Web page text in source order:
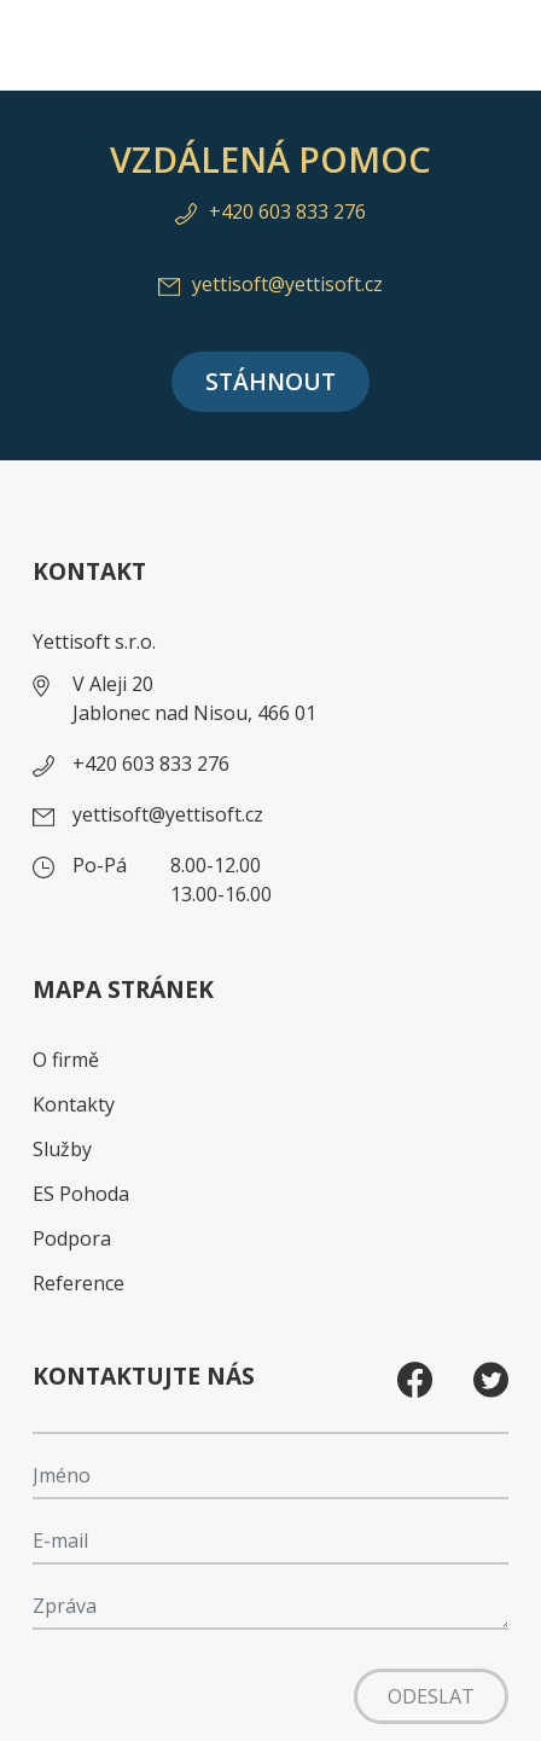
VZDÁLENÁ POMOC
+420 603 833 276
yettisoft@yettisoft.cz
STÁHNOUT
KONTAKT
Yettisoft s.r.o.
V Aleji 20
Jablonec nad Nisou, 466 01
+420 603 833 276
yettisoft@yettisoft.cz
Po-Pá
8.00-12.00
13.00-16.00
MAPA STRÁNEK
O firmě
Kontakty
Služby
ES Pohoda
Podpora
Reference
KONTAKTUJTE NÁS
ODESLAT